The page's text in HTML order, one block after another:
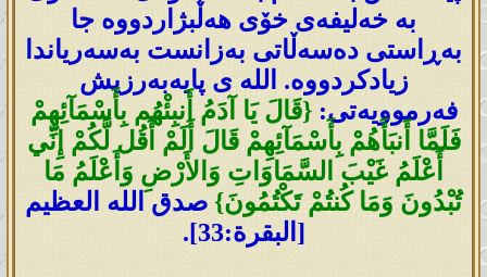
بە خەلیفەی خۆی ھەڵبژاردووە جا
بەڕاستی دەسەڵاتی بەزانست بەسەریاندا
زیادکردووە. اللە ی پایەبەرزیش
فەرموویەتی:{قَالَ يَا آدَمُ أَنبِئْهُم بِأَسْمَآئِهِمْ
فَلَمَّا أَنبَأَهُمْ بِأَسْمَآئِهِمْ قَالَ أَلَمْ أَقُل لَّكُمْ إِنِّي
أَعْلَمُ غَيْبَ السَّمَاوَاتِ وَالأَرْضِ وَأَعْلَمُ مَا
تُبْدُونَ وَمَا كُنتُمْ تَكْتُمُونَ} صدق الله العظيم
[البقرة:33].